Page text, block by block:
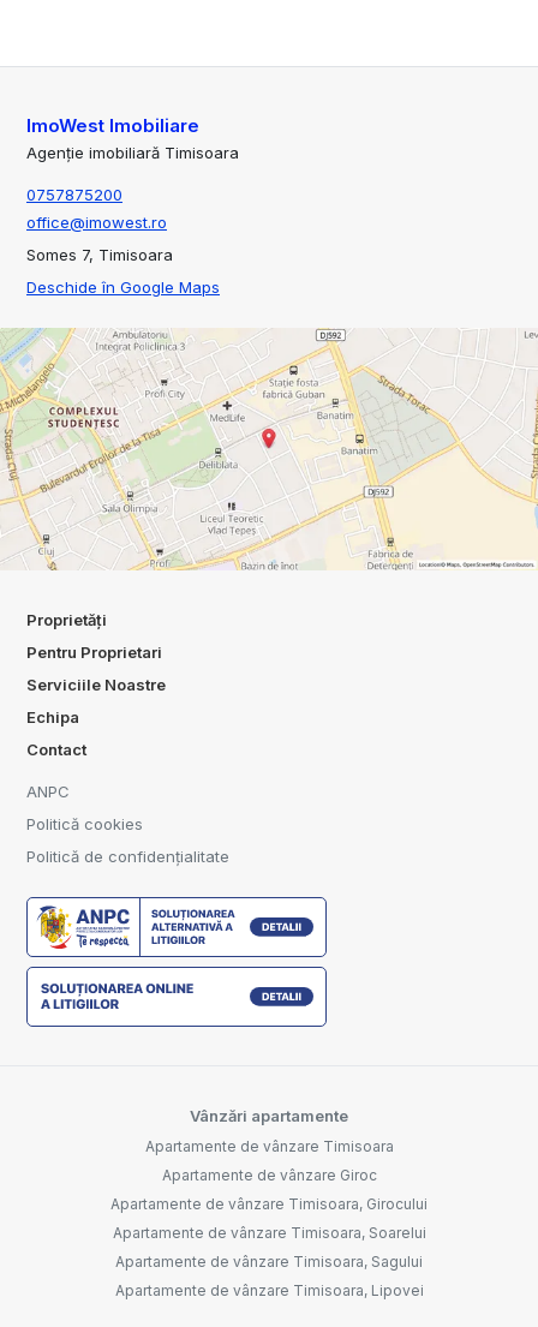
ImoWest Imobiliare
Agenție imobiliară Timisoara
0757875200
office@imowest.ro
Somes 7, Timisoara
Deschide în Google Maps
Proprietăți
Pentru Proprietari
Serviciile Noastre
Echipa
Contact
ANPC
Politică cookies
Politică de confidențialitate
Vânzări apartamente
Apartamente de vânzare Timisoara
Apartamente de vânzare Giroc
Apartamente de vânzare Timisoara, Girocului
Apartamente de vânzare Timisoara, Soarelui
Apartamente de vânzare Timisoara, Sagului
Apartamente de vânzare Timisoara, Lipovei